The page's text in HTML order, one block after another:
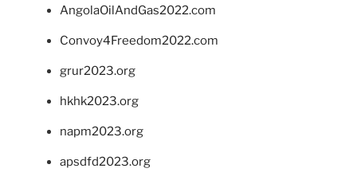
AngolaOilAndGas2022.com
Convoy4Freedom2022.com
grur2023.org
hkhk2023.org
napm2023.org
apsdfd2023.org